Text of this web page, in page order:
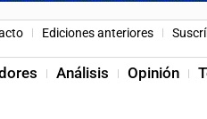
Ediciones anteriores
Análisis Opinión